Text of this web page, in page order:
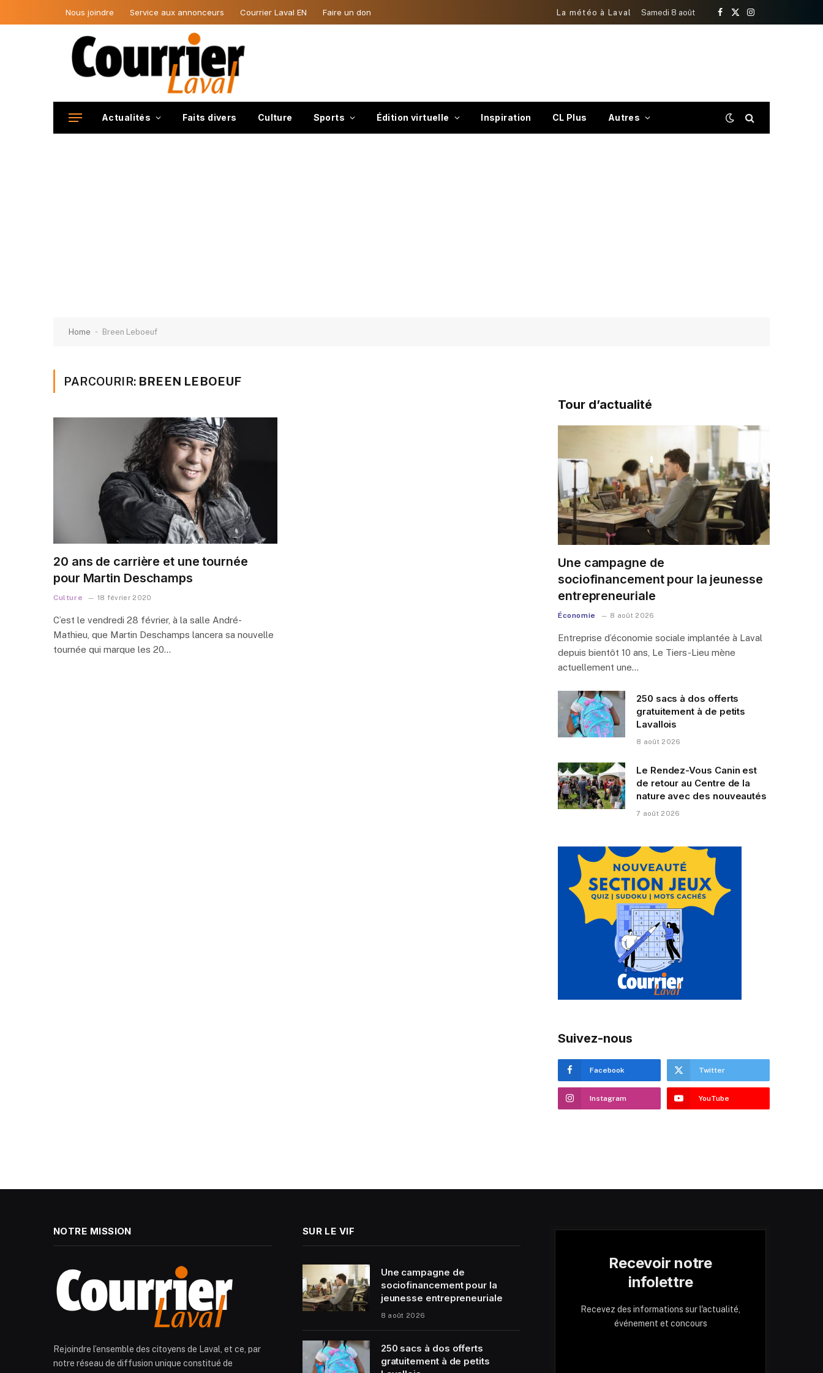
Nous joindre Service aux annonceurs Courrier Laval EN Faire un don La météo à Laval Samedi 8 août
Facebook
X
Instagram
Actualités Faits divers Culture Sports Édition virtuelle Inspiration CL Plus Autres
Home - Breen Leboeuf
PARCOURIR: BREEN LEBOEUF
20 ans de carrière et une tournée
pour Martin Deschamps
Culture 18 février 2020
C’est le vendredi 28 février, à la salle André-
Mathieu, que Martin Deschamps lancera sa nouvelle
tournée qui marque les 20…
Tour d’actualité
Une campagne de
sociofinancement pour la jeunesse
entrepreneuriale
Économie 8 août 2026
Entreprise d’économie sociale implantée à Laval
depuis bientôt 10 ans, Le Tiers-Lieu mène
actuellement une…
250 sacs à dos offerts
gratuitement à de petits
Lavallois
8 août 2026
Le Rendez-Vous Canin est
de retour au Centre de la
nature avec des nouveautés
7 août 2026
Suivez-nous
Facebook Twitter
Instagram YouTube
NOTRE MISSION
Rejoindre l’ensemble des citoyens de Laval, et ce, par
notre réseau de diffusion unique constitué de
SUR LE VIF
Une campagne de
sociofinancement pour la
jeunesse entrepreneuriale
8 août 2026
250 sacs à dos offerts
gratuitement à de petits
Recevoir notre
infolettre
Recevez des informations sur l'actualité,
événement et concours